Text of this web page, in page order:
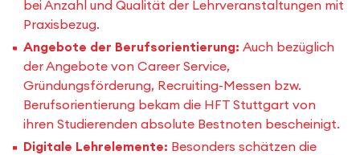
bei Anzahl und Qualität der Lehrveranstaltungen mit
Praxisbezug.
Angebote der Berufsorientierung: Auch bezüglich
der Angebote von Career Service,
Gründungsförderung, Recruiting-Messen bzw.
Berufsorientierung bekam die HFT Stuttgart von
ihren Studierenden absolute Bestnoten bescheinigt.
Digitale Lehrelemente: Besonders schätzen die